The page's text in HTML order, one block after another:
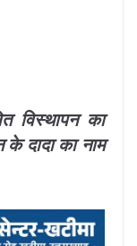
विस्थापन का
के दादा का नाम